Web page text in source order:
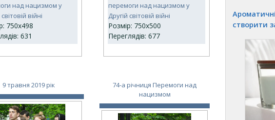
над нацизмом у
війні
750x498
631
перемоги над нацизмом у
Другій світовій війні
Розмір: 750x500
Переглядів: 677
9 травня 2019 рік
74-а річниця Перемоги над
нацизмом
Ароматичні
створити